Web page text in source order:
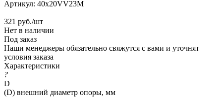
Артикул: 40x20VV23M
321 руб./шт
Нет в наличии
Под заказ
Наши менеджеры обязательно свяжутся с вами и уточнят
условия заказа
Характеристики
?
D
(D) внешний диаметр опоры, мм